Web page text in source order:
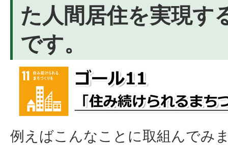
た人間居住を実現す
です。
例えばこんなことに取組んでみ